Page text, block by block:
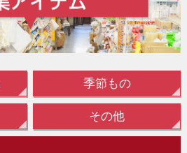
季節もの
その他